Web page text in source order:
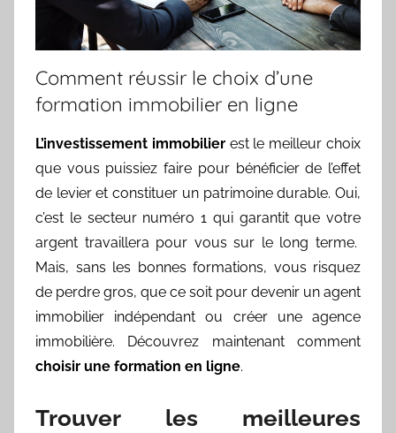
Comment réussir le choix d’une
formation immobilier en ligne
L’investissement immobilier est le meilleur choix
que vous puissiez faire pour bénéficier de l’effet
de levier et constituer un patrimoine durable. Oui,
c’est le secteur numéro 1 qui garantit que votre
argent travaillera pour vous sur le long terme.
Mais, sans les bonnes formations, vous risquez
de perdre gros, que ce soit pour devenir un agent
immobilier indépendant ou créer une agence
immobilière. Découvrez maintenant comment
choisir une formation en ligne.
Trouver les meilleures